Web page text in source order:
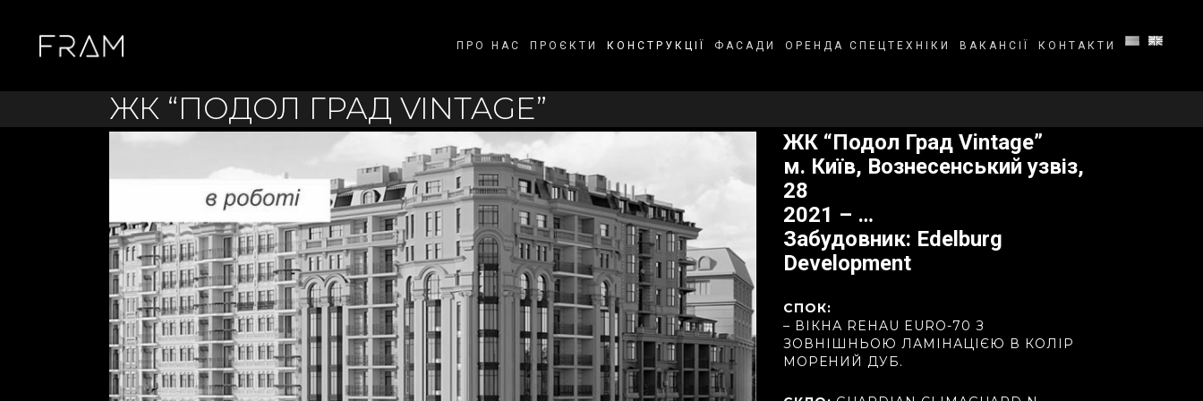
ПРО НАС ПРОЄКТИ КОНСТРУКЦІЇ ФАСАДИ ОРЕНДА СПЕЦТЕХНІКИ ВАКАНСІЇ КОНТАКТИ
ЖК “ПОДОЛ ГРАД VINTAGE”
ЖК “Подол Град Vintage”
м. Київ, Вознесенський узвіз,
28
2021 – …
Забудовник: Edelburg
Development
СПОК:
– ВІКНА REHAU EURO-70 З
ЗОВНІШНЬОЮ ЛАМІНАЦІЄЮ В КОЛІР
МОРЕНИЙ ДУБ.